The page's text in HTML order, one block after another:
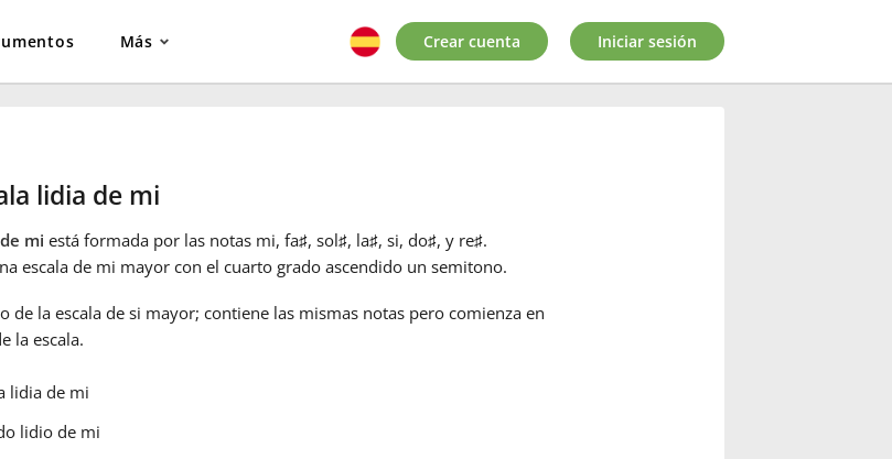
Más Crear cuenta Iniciar sesión
lidia de mi
mi está formada por las notas mi, fa♯, sol♯, la♯, si, do♯, y re♯.
escala de mi mayor con el cuarto grado ascendido un semitono.
de la escala de si mayor; contiene las mismas notas pero comienza en
la escala.
lidia de mi
lidio de mi